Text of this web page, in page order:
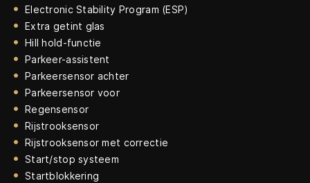
Electronic Stability Program (ESP)
Extra getint glas
Hill hold-functie
Parkeer-assistent
Parkeersensor achter
Parkeersensor voor
Regensensor
Rijstrooksensor
Rijstrooksensor met correctie
Start/stop systeem
Startblokkering